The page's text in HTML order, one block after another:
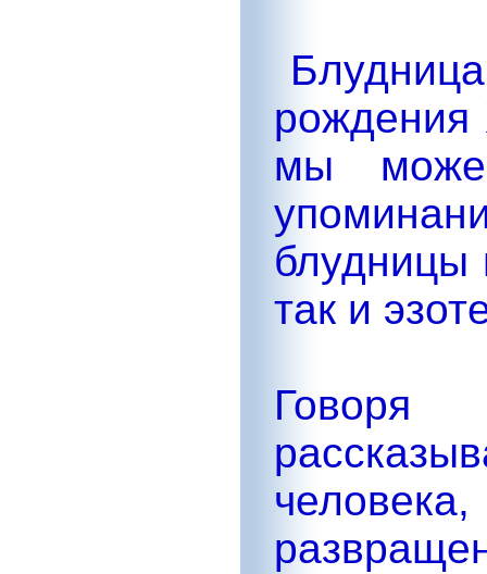
рождения
мы
блудницы
так и